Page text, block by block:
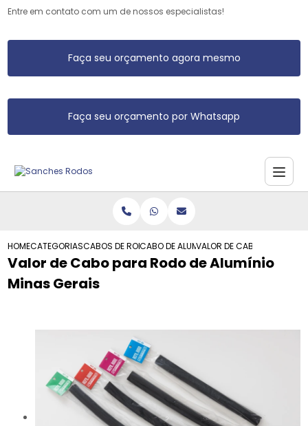
Entre em contato com um de nossos especialistas!
Faça seu orçamento agora mesmo
Faça seu orçamento por Whatsapp
HOMECATEGORIASCABOS DE RODO DE ALUMINIO
CABO DE ALUMINIO PARA RODO
VALOR DE CABO PARA
Valor de Cabo para Rodo de Alumínio
Minas Gerais